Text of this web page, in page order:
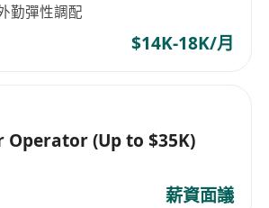
勤彈性調配
$14K-18K/月
Operator (Up to $35K)
薪資面議